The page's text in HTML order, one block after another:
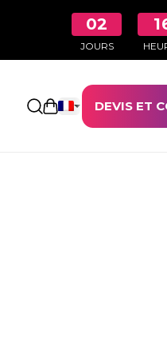
02
JOURS
Ouvrir le panier
DEVIS ET